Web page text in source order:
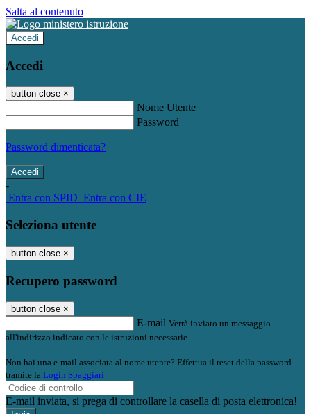
Salta al contenuto
Accedi
Accedi
button close ×
Nome Utente
Password
Password dimenticata?
-
Entra con SPID Entra con CIE
Seleziona utente
button close ×
Recupero password
button close ×
E-mail Verrà inviato un messaggio
all'indirizzo indicato con le istruzioni necessarie.
Non hai una e-mail associata al nome utente? Effettua il reset della password
tramite la Login Spaggiari
E-mail inviata, si prega di controllare la casella di posta elettronica!